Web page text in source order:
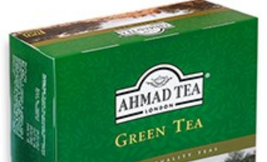
برای نمایش قیمت وارد شوید